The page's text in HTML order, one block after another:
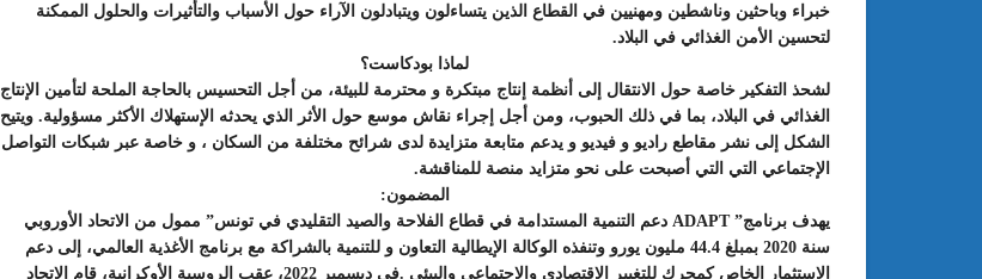
خبراء وباحثين وناشطين ومهنيين في القطاع الذين يتساءلون ويتبادلون الآراء حول الأسباب والتأثيرات والحلول الممكنة
لتحسين الأمن الغذائي في البلاد.
لماذا بودكاست؟
لشحذ التفكير خاصة حول الانتقال إلى أنظمة إنتاج مبتكرة و محترمة للبيئة، من أجل التحسيس بالحاجة الملحة لتأمين الإنتاج
الغذائي في البلاد، بما في ذلك الحبوب، ومن أجل إجراء نقاش موسع حول الأثر الذي يحدثه الإستهلاك الأكثر مسؤولية. ويتيح
الشكل إلى نشر مقاطع راديو و فيديو و يدعم متابعة متزايدة لدى شرائح مختلفة من السكان ، و خاصة عبر شبكات التواصل
الإجتماعي التي التي أصبحت على نحو متزايد منصة للمناقشة.
المضمون:
يهدف برنامج” ADAPT دعم التنمية المستدامة في قطاع الفلاحة والصيد التقليدي في تونس” ممول من الاتحاد الأوروبي
سنة 2020 بمبلغ 44.4 مليون يورو وتنفذه الوكالة الإيطالية التعاون و للتنمية بالشراكة مع برنامج الأغذية العالمي، إلى دعم
الاستثمار الخاص كمحرك للتغيير الاقتصادي والاجتماعي والبيئي .في ديسمبر 2022، عقب الروسية الأوكرانية، قام الاتحاد
الدولية…التجربة العمانية نموذجا
عبد الستار الخليفي: مهم جدا أن يتواصل
الملتقى الدولي الحسين بوزيان للمسرح
الجامعي بوجودي أو بدونه
الدورة 24 للمعرض الجامعي تحت
إلى التميّز”